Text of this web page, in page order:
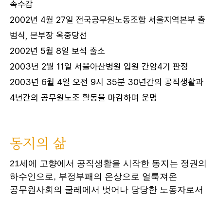
속수감
2002년 4월 27일 전국공무원노동조합 서울지역본부 출
범식, 본부장 옥중당선
2002년 5월 8일 보석 출소
2003년 2월 11일 서울아산병원 입원 간암4기 판정
2003년 6월 4일 오전 9시 35분 30년간의 공직생활과
4년간의 공무원노조 활동을 마감하며 운명
동지의 삶
21세에 고향에서 공직생활을 시작한 동지는 정권의
하수인으로, 부정부패의 온상으로 얼룩져온
공무원사회의 굴레에서 벗어나 당당한 노동자로서